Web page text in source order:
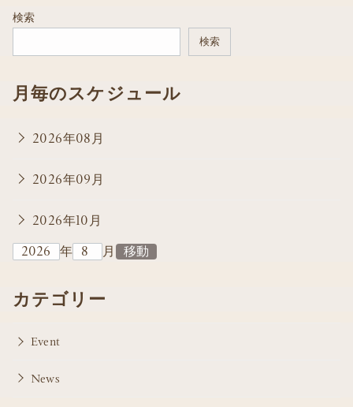
検索
検索
月毎のスケジュール
2026年08月
2026年09月
2026年10月
年
月
カテゴリー
Event
News